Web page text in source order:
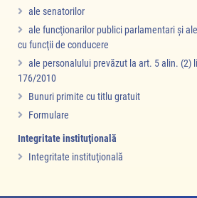
ale senatorilor
ale funcţionarilor publici parlamentari şi
cu funcţii de conducere
ale personalului prevăzut la art. 5 alin. (2)
176/2010
Bunuri primite cu titlu gratuit
Formulare
Integritate instituţională
Integritate instituţională